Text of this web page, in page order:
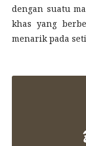
dengan suatu
khas yang
menarik pada